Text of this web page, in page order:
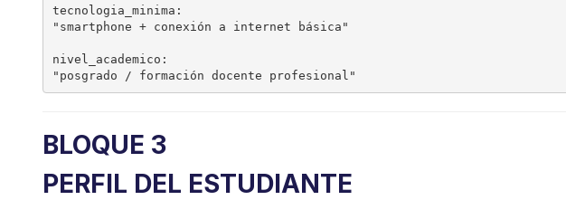
tecnologia_minima:
"smartphone + conexión a internet básica"
nivel_academico:
BLOQUE 3
PERFIL DEL ESTUDIANTE